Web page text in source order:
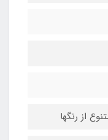
از رنگها